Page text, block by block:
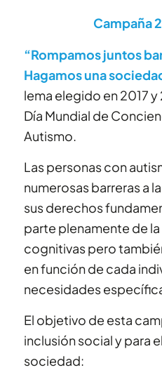
Campaña
“Rompamos juntos
Hagamos una
lema elegido en 2017
Día Mundial de
Autismo.
Las personas con
numerosas barreras a
sus derechos
parte plenamente de
cognitivas pero
en función de cada
necesidades
El objetivo de esta
inclusión social y para
sociedad: